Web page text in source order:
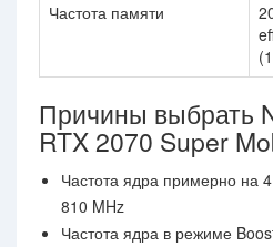
Частота памяти
Причины выбрать
RTX 2070 Super
Частота ядра примерно на
810 MHz
Частота ядра в режиме